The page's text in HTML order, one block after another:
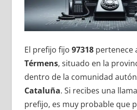
El prefijo fijo 97318pertenece
Térmens, situado en la
dentro dе la comunidad
Cataluña. Si recibes una
prefijo, es muy probable quе